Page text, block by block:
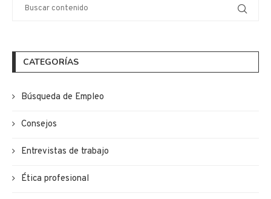
CATEGORÍAS
Búsqueda de Empleo
Consejos
Entrevistas de trabajo
Ética profesional